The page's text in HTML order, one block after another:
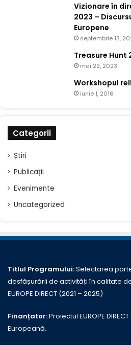
Vizionare în
2023 –
Europene
septembrie 13,
Treasure Hunt
mai 29, 2023
Workshopul
iunie 1, 2016
Categorii
Știri
Publicații
Evenimente
Uncategorized
Titlul Programului:Selectarea
desfășurării de activități în calitate
EUROPE DIRECT (2021 – 2025)
Finanțator:Proiectul EUROPE
Europeană.